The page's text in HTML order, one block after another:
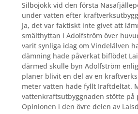
Silbojokk vid den första
under vatten efter
Ja, det var faktiskt inte givet att
smälthyttan i Adolfström över
varit synliga idag om Vindelälven
dämning hade påverkat biflödet
därmed skulle byn Adolfström
planer blivit en del av en
meter vatten hade fyllt Iraftdeltat.
vattenkraftsutbyggnaden stötte på
Opinionen i den övre delen av